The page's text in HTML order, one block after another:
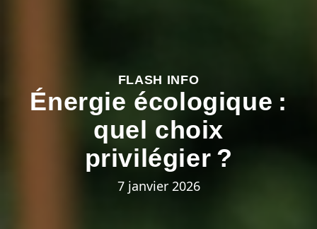
FLASH INFO
Énergie écologique :
quel choix
privilégier ?
7 janvier 2026